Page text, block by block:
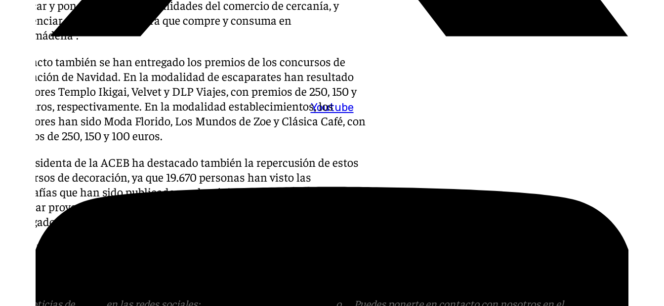
Youtube
destacar y poner en valor las cualidades del comercio de cercanía, y
concienciar a la población para que compre y consuma en
Benalmádena”.
En el acto también se han entregado los premios de los concursos de
decoración de Navidad. En la modalidad de escaparates han resultado
ganadores Templo Ikigai, Velvet y DLP Viajes, con premios de 250, 150 y
100 euros, respectivamente. En la modalidad establecimientos, los
ganadores han sido Moda Florido, Los Mundos de Zoe y Clásica Café, con
premios de 250, 150 y 100 euros.
La presidenta de la ACEB ha destacado también la repercusión de estos
concursos de decoración, ya que 19.670 personas han visto las
fotografías que han sido publicadas en la página de Facebook de la ACEB
para dar proyección y visibilidad a los negocios participantes.
Entregados los premios de la campaña de Navidad de ACEB-ACCAB.
Descubre más noticias de 101Tv en las redes